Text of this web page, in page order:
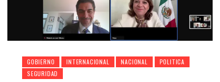
GOBIERNO INTERNACIONAL NACIONAL
POLITICA
SEGURIDAD